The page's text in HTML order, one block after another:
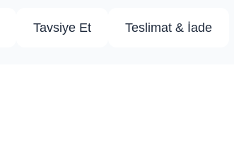
Tavsiye Et Teslimat & İade